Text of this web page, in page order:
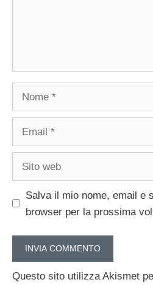
Salva il mio nome, email e
browser per la prossima
Questo sito utilizza Akismet